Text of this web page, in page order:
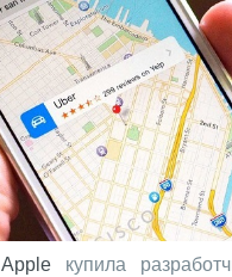
Apple купила